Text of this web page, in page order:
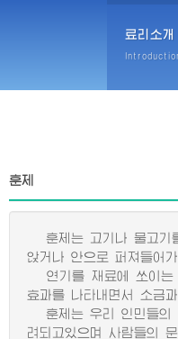
료리소개
훈제
훈제는 고기나 물고기
앉거나 안으로 퍼져들어
연기를 재료에 쏘이는
효과를 나타내면서 소금
훈제는 우리 인민들의
려되고있으며 사람들의